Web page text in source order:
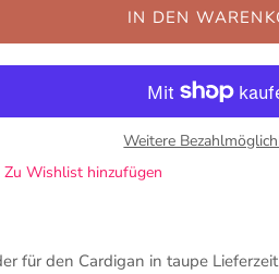
IN DEN
Weitere
Zu Wishlist hinzufügen
für den Cardigan in taupe